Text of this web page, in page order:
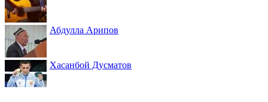
Абдулла Арипов
Хасанбой Дусматов